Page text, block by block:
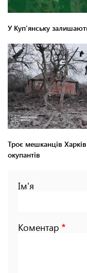
У Куп'янську
Троє мешканців
окупантів
Ім'я
Коментар